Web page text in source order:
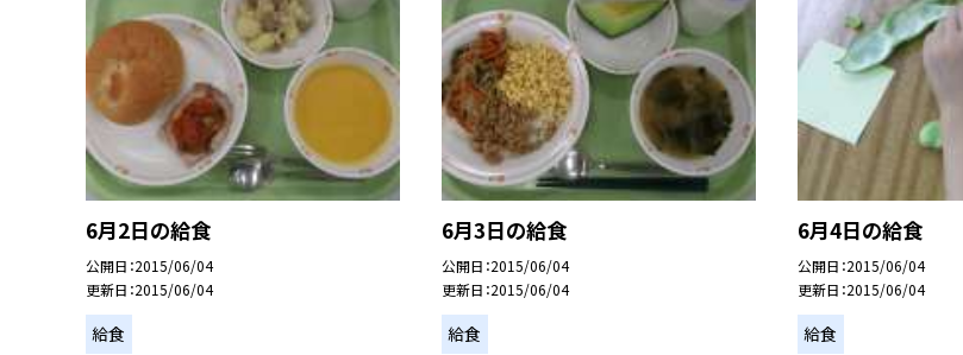
6月2日の給食
公開日 2015/06/04
更新日 2015/06/04
給食
6月3日の給食
公開日 2015/06/04
更新日 2015/06/04
給食
6月4日の給食
公開日 2015/06/04
更新日 2015/06/04
給食